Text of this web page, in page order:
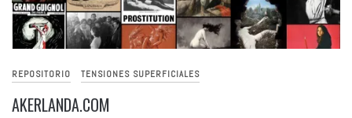
REPOSITORIO TENSIONES SUPERFICIALES
AKERLANDA.COM